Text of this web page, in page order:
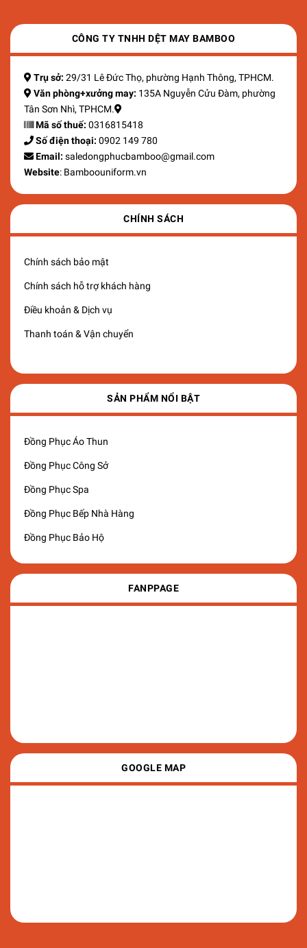
CÔNG TY TNHH DỆT MAY BAMBOO
Trụ sở: 29/31 Lê Đức Thọ, phường Hạnh Thông, TPHCM.
Văn phòng+xưởng may: 135A Nguyễn Cửu Đàm, phường
Tân Sơn Nhì, TPHCM.
Mã số thuế: 0316815418
Số điện thoại: 0902 149 780
Email: saledongphucbamboo@gmail.com
Website: Bamboouniform.vn
CHÍNH SÁCH
Chính sách bảo mật
Chính sách hỗ trợ khách hàng
Điều khoản & Dịch vụ
Thanh toán & Vận chuyển
SẢN PHẨM NỔI BẬT
Đồng Phục Áo Thun
Đồng Phục Công Sở
Đồng Phục Spa
Đồng Phục Bếp Nhà Hàng
Đồng Phục Bảo Hộ
FANPPAGE
GOOGLE MAP